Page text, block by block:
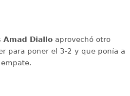
Amad Dialloaprovechó otro
para poner el 3-2 y que ponía a